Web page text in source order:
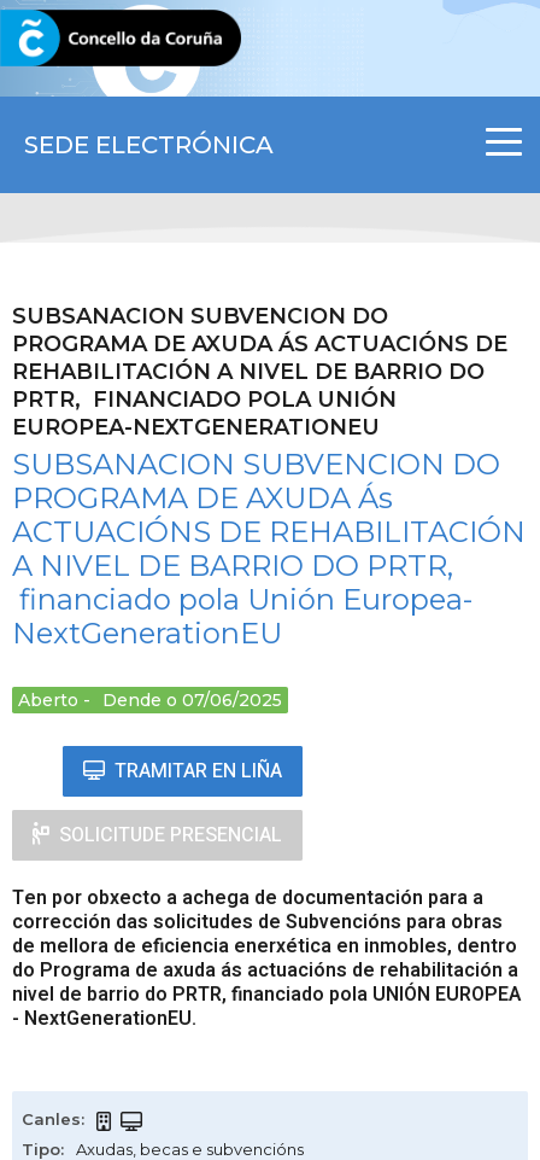
SEDE ELECTRÓNICA
CORUNA.GAL
SUBSANACION SUBVENCION DO
PROGRAMA DE AXUDA ÁS ACTUACIÓNS DE
REHABILITACIÓN A NIVEL DE BARRIO DO
PRTR, FINANCIADO POLA UNIÓN
EUROPEA-NEXTGENERATIONEU
SUBSANACION SUBVENCION DO
PROGRAMA DE AXUDA Ás
ACTUACIÓNS DE REHABILITACIÓN
A NIVEL DE BARRIO DO PRTR,
financiado pola Unión Europea-
NextGenerationEU
Aberto Dende o 07/06/2025
TRAMITAR EN LIÑA
SOLICITUDE PRESENCIAL
Ten por obxecto a achega de documentación para a
corrección das solicitudes de Subvencións para obras
de mellora de eficiencia enerxética en inmobles, dentro
do Programa de axuda ás actuacións de rehabilitación a
nivel de barrio do PRTR, financiado pola UNIÓN EUROPEA
- NextGenerationEU.
Canles:
Tipo:
Axudas, becas e subvencións